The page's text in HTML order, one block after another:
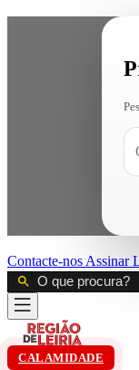
Contacte-nos Assinar
CALAMIDADE